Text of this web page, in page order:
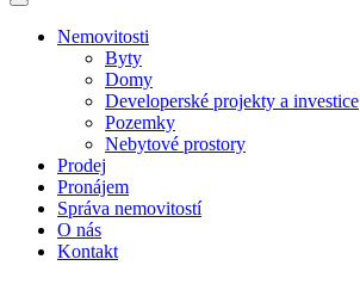
Nemovitosti
Byty
Domy
Developerské projekty a investice
Pozemky
Nebytové prostory
Prodej
Pronájem
Správa nemovitostí
O nás
Kontakt